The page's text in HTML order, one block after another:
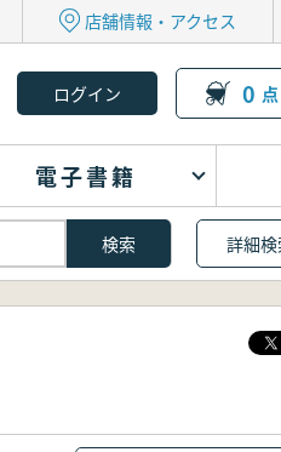
店舗情報・アクセス
0 点
電子書籍
詳細検